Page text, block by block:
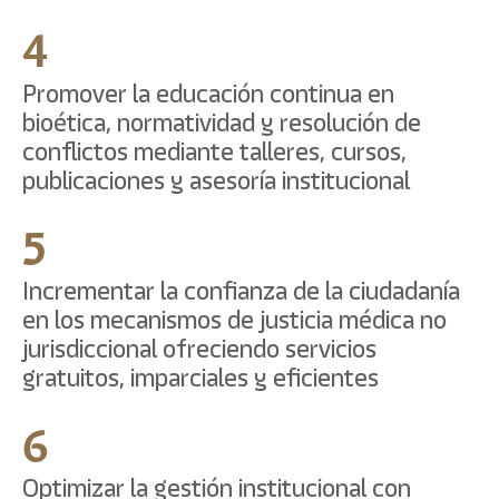
4
Promover la educación continua en
bioética, normatividad y resolución de
conflictos mediante talleres, cursos,
publicaciones y asesoría institucional
5
Incrementar la confianza de la ciudadanía
en los mecanismos de justicia médica no
jurisdiccional ofreciendo servicios
gratuitos, imparciales y eficientes
6
Optimizar la gestión institucional con